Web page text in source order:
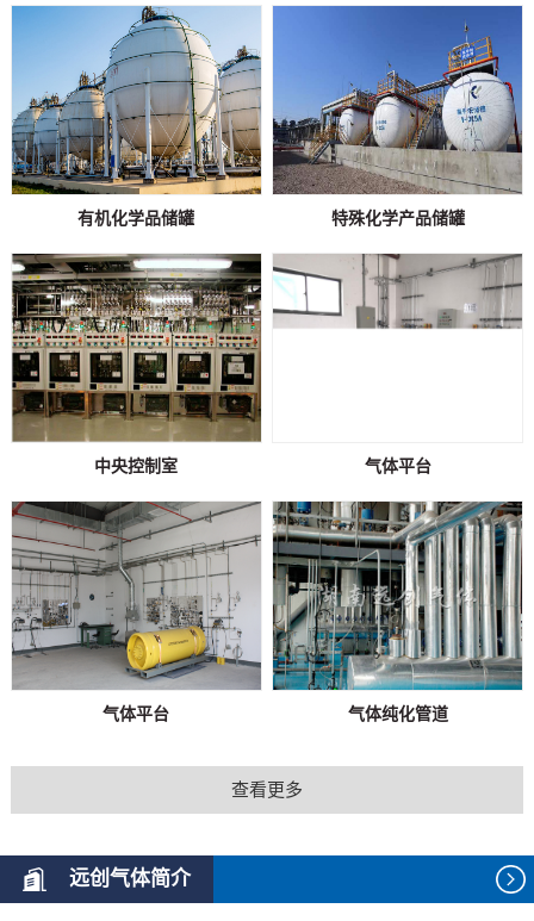
有机化学品储罐 特殊化学产品储罐
中央控制室 气体平台
气体平台 气体纯化管道
查看更多
远创气体简介